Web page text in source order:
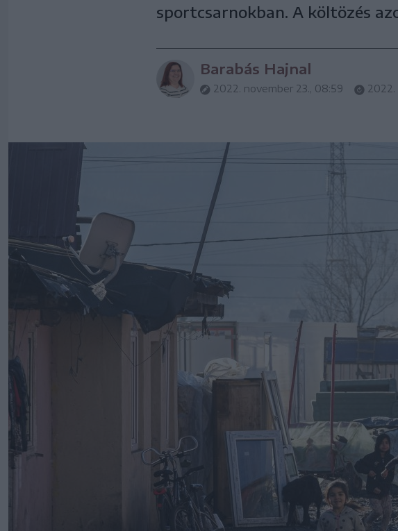
sportcsarnokban. A költözés
Barabás Hajnal
2022. november 23., 08:59 2022.